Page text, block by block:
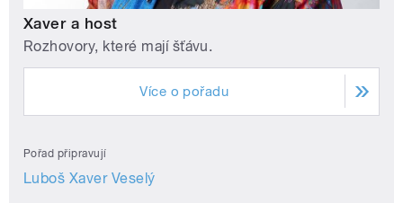
Xaver a host
Rozhovory, které mají šťávu.
Více o pořadu
Pořad připravují
Luboš Xaver Veselý